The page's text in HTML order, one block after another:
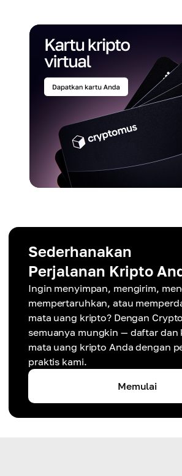
Sederhanakan
Perjalanan Kripto
Ingin menyimpan, mengirim,
mempertaruhkan, atau
mata uang kripto? Dengan
semuanya mungkin — daftar dan
mata uang kripto Anda dengan
praktis kami.
Memulai